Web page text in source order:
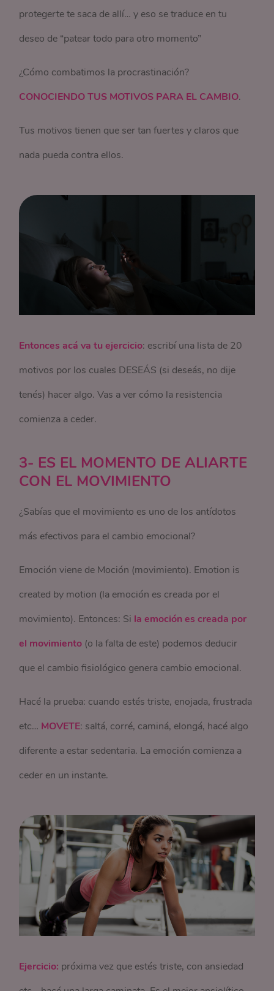
protegerte te saca de allí… y eso se traduce en tu
deseo de “patear todo para otro momento”
¿Cómo combatimos la procrastinación?
CONOCIENDO TUS MOTIVOS PARA EL CAMBIO.
Tus motivos tienen que ser tan fuertes y claros que
nada pueda contra ellos.
Entonces acá va tu ejercicio: escribí una lista de 20
motivos por los cuales DESEÁS (si deseás, no dije
tenés) hacer algo. Vas a ver cómo la resistencia
comienza a ceder.
3- ES EL MOMENTO DE ALIARTE
CON EL MOVIMIENTO
¿Sabías que el movimiento es uno de los antídotos
más efectivos para el cambio emocional?
Emoción viene de Moción (movimiento). Emotion is
created by motion (la emoción es creada por el
movimiento). Entonces: Si la emoción es creada por
el movimiento (o la falta de este) podemos deducir
que el cambio fisiológico genera cambio emocional.
Hacé la prueba: cuando estés triste, enojada, frustrada
etc… MOVETE: saltá, corré, caminá, elongá, hacé algo
diferente a estar sedentaria. La emoción comienza a
ceder en un instante.
Ejercicio: próxima vez que estés triste, con ansiedad